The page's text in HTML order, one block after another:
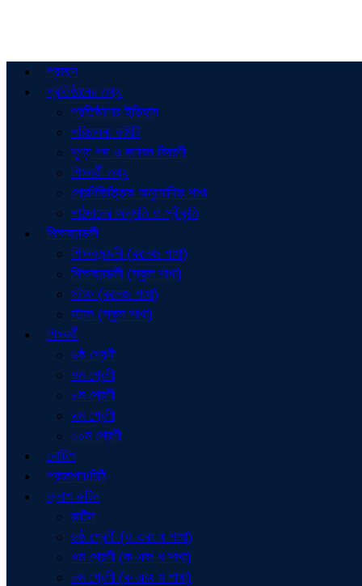
প্রচ্ছদ
প্রতিষ্ঠানের তথ্য
প্রতিষ্ঠানের ইতিহাস
পরিচালনা কমিটি
শূণ্য পদ ও জনবল বিবরণী
শিক্ষার্থী তথ্য
শ্রেণিভিত্তিক অনুমোদিত শাখা
পাঠদানের অনুমতি ও স্বীকৃতি
শিক্ষকমন্ডলী
শিক্ষকমন্ডলী (কলেজ শাখা)
শিক্ষকমন্ডলী (স্কুল শাখা)
স্টাফ (কলেজ শাখা)
স্টাফ (স্কুল শাখা)
শিক্ষার্থী
৬ষ্ঠ শ্রেণী
৭ম শ্রেণী
৮ম শ্রেণী
৯ম শ্রেণী
১০ম শ্রেণী
নোটিশ
প্রজ্ঞাপন/চিঠি
ক্লাশ রুটিন
রুটিন
৬ষ্ঠ শ্রেণী (ক এবং খ শাখা)
৭ম শ্রেণী (ক এবং খ শাখা)
৮ম শ্রেণী (ক এবং খ শাখা)